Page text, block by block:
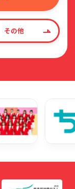
その他